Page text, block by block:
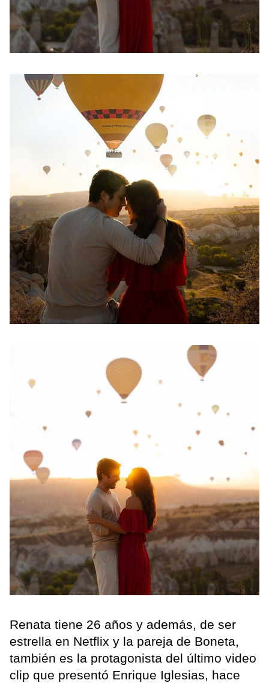
Renata tiene 26 años y además, de ser
estrella en Netflix y la pareja de Boneta,
también es la protagonista del último video
clip que presentó Enrique Iglesias, hace